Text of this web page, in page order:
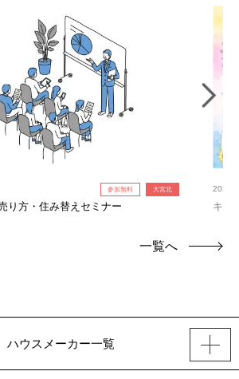
参加無料 大宮北
り方・住み替えセミナー
キャ
一覧へ
ハウスメーカー一覧